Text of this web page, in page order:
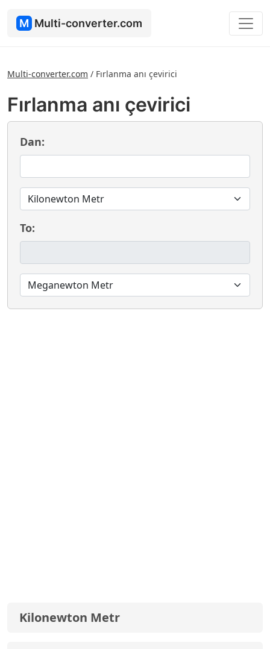
M Multi-converter.com
Multi-converter.com / Fırlanma anı çevirici
Fırlanma anı çevirici
Dan:
To:
Kilonewton Metr